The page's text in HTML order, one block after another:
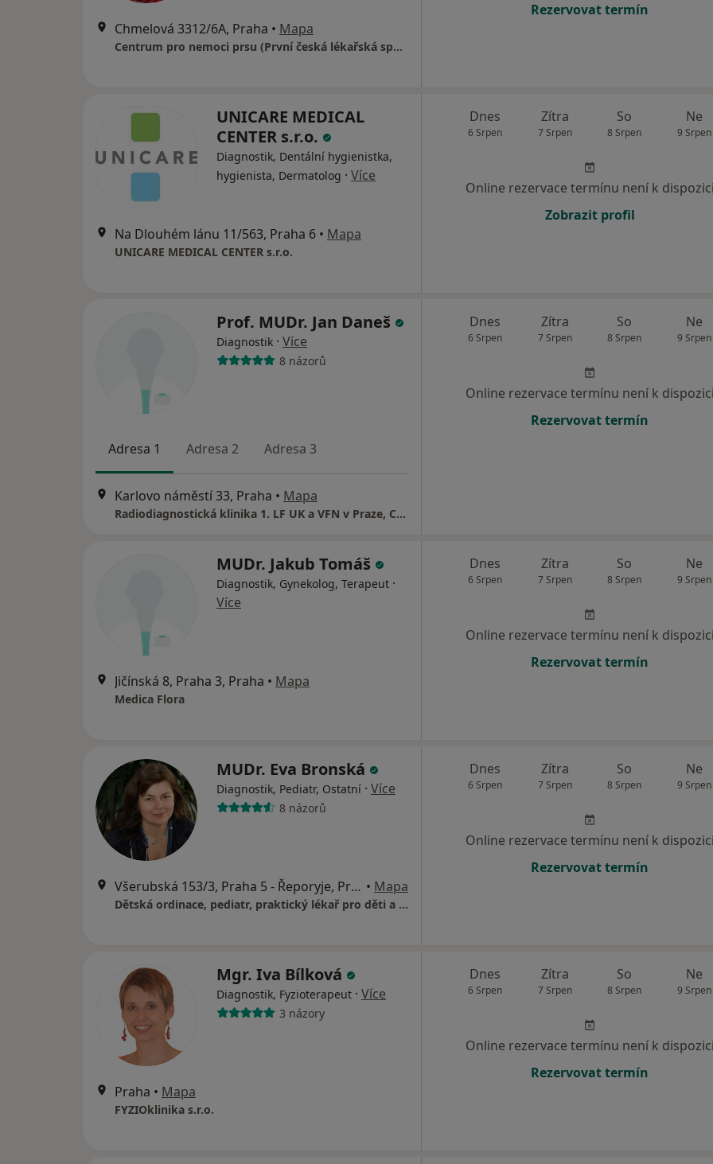
Chmelová 3312/6A, Praha • Mapa
Centrum pro nemoci prsu (První česká lékařská společnost, s.r.o.)
Rezervovat termín
UNICARE MEDICAL
CENTER s.r.o.
Diagnostik, Dentální hygienistka,
hygienista, Dermatolog · Více
Na Dlouhém lánu 11/563, Praha 6 • Mapa
UNICARE MEDICAL CENTER s.r.o.
Dnes
6 Srpen
Zítra
7 Srpen
So
8 Srpen
Ne
9 Srpen
Online rezervace termínu není k dispozici
Zobrazit profil
Prof. MUDr. Jan Daneš
Diagnostik · Více
8 názorů
Adresa 1 Adresa 2 Adresa 3
Karlovo náměstí 33, Praha • Mapa
Radiodiagnostická klinika 1. LF UK a VFN v Praze, Centrum diagnostiky chorob prsu V. Polaka
Dnes
6 Srpen
Zítra
7 Srpen
So
8 Srpen
Ne
9 Srpen
Online rezervace termínu není k dispozici
Rezervovat termín
MUDr. Jakub Tomáš
Diagnostik, Gynekolog, Terapeut ·
Více
Jičínská 8, Praha 3, Praha • Mapa
Medica Flora
Dnes
6 Srpen
Zítra
7 Srpen
So
8 Srpen
Ne
9 Srpen
Online rezervace termínu není k dispozici
Rezervovat termín
MUDr. Eva Bronská
Diagnostik, Pediatr, Ostatní · Více
8 názorů
Všerubská 153/3, Praha 5 - Řeporyje, Praha • Mapa
Dětská ordinace, pediatr, praktický lékař pro děti a dorost
Dnes
6 Srpen
Zítra
7 Srpen
So
8 Srpen
Ne
9 Srpen
Online rezervace termínu není k dispozici
Rezervovat termín
Mgr. Iva Bílková
Diagnostik, Fyzioterapeut · Více
3 názory
Praha • Mapa
FYZIOklinika s.r.o.
Dnes
6 Srpen
Zítra
7 Srpen
So
8 Srpen
Ne
9 Srpen
Online rezervace termínu není k dispozici
Rezervovat termín